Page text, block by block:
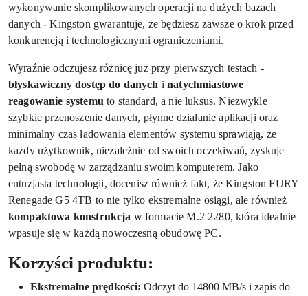
wykonywanie skomplikowanych operacji na dużych bazach
danych - Kingston gwarantuje, że będziesz zawsze o krok przed
konkurencją i technologicznymi ograniczeniami.
Wyraźnie odczujesz różnicę już przy pierwszych testach -
błyskawiczny dostęp do danych inatychmiastowe
reagowanie systemu to standard, a nie luksus. Niezwykle
szybkie przenoszenie danych, płynne działanie aplikacji oraz
minimalny czas ładowania elementów systemu sprawiają, że
każdy użytkownik, niezależnie od swoich oczekiwań, zyskuje
pełną swobodę w zarządzaniu swoim komputerem. Jako
entuzjasta technologii, docenisz również fakt, że Kingston FURY
Renegade G5 4TB to nie tylko ekstremalne osiągi, ale również
kompaktowa konstrukcja w formacie M.2 2280, która idealnie
wpasuje się w każdą nowoczesną obudowę PC.
Korzyści produktu:
Ekstremalne prędkości: Odczyt do 14800 MB/s i zapis do